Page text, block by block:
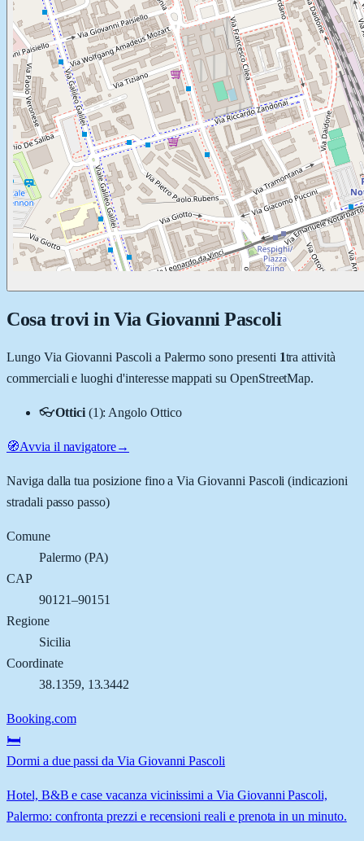
Cosa trovi in Via Giovanni Pascoli
Lungo Via Giovanni Pascoli a Palermo sono presenti 1tra attività
commerciali e luoghi d'interesse mappati su OpenStreetMap.
👓Ottici (1): Angolo Ottico
🧭Avvia il navigatore→
Naviga dalla tua posizione fino aVia Giovanni Pascoli (indicazioni
stradali passo passo)
Comune
Palermo(PA)
CAP
90121–90151
Regione
Sicilia
Coordinate
38.1359, 13.3442
Booking.com
🛏️
Dormi a due passi da Via Giovanni Pascoli
Hotel, B&B e case vacanza vicinissimi a Via Giovanni Pascoli,
Palermo: confronta prezzi e recensioni reali e prenota in un minuto.